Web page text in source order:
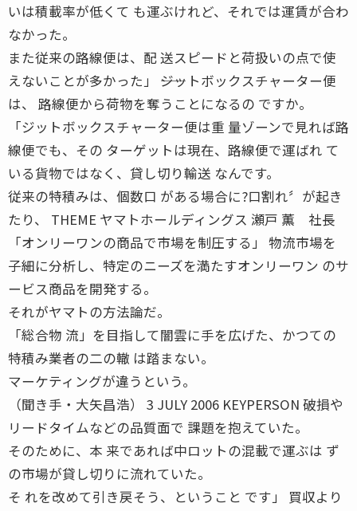
いは積載率が低くて も運ぶけれど、それでは運賃が合わ
なかった。
また従来の路線便は、配 送スピードと荷扱いの点で使
えないことが多かった」 ――ジットボックスチャーター便
は、 路線便から荷物を奪うことになるの ですか。
「ジットボックスチャーター便は重 量ゾーンで見れば路
線便でも、その ターゲットは現在、路線便で運ばれ て
いる貨物ではなく、貸し切り輸送 なんです。
従来の特積みは、個数口 がある場合に?口割れ〞が起き
たり、 THEME ヤマトホールディングス 瀬戸 薫 社長
「オンリーワンの商品で市場を制圧する」 物流市場を
子細に分析し、特定のニーズを満たすオンリーワン のサ
ービス商品を開発する。
それがヤマトの方法論だ。
「総合物 流」を目指して闇雲に手を広げた、かつての
特積み業者の二の轍 は踏まない。
マーケティングが違うという。
（聞き手・大矢昌浩） 3 JULY 2006 KEYPERSON 破損や
リードタイムなどの品質面で 課題を抱えていた。
そのために、本 来であれば中ロットの混載で運ぶは ず
の市場が貸し切りに流れていた。
そ れを改めて引き戻そう、ということ です」 買収より